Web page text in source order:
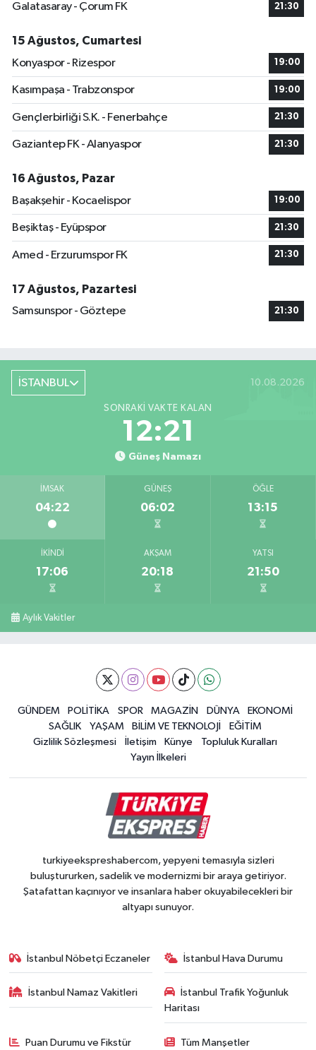
Galatasaray - Çorum FK
21:30
15 Ağustos, Cumartesi
Konyaspor - Rizespor
19:00
Kasımpaşa - Trabzonspor 19:00
Gençlerbirliği S.K. - Fenerbahçe 21:30
Gaziantep FK - Alanyaspor 21:30
16 Ağustos, Pazar
Başakşehir - Kocaelispor
19:00
Beşiktaş - Eyüpspor 21:30
Amed - Erzurumspor FK 21:30
17 Ağustos, Pazartesi
Samsunspor - Göztepe
21:30
İSTANBUL 10.08.2026
SONRAKI VAKTE KALAN
12:21
Güneş Namazı
İMSAK
04:22
GÜNEŞ
06:02
ÖĞLE
13:15
İKINDI
17:06
AKŞAM
20:18
YATSI
21:50
Aylık Vakitler
GÜNDEM POLİTİKA SPOR MAGAZİN DÜNYA
EKONOMİ
SAĞLIK
YAŞAM BİLİM VE TEKNOLOJİ
EĞİTİM
Gizlilik Sözleşmesi
İletişim Künye
Topluluk Kuralları
Yayın İlkeleri
turkiyeekspreshabercom, yepyeni temasıyla sizleri
buluştururken, sadelik ve modernizmi bir araya getiriyor.
Şatafattan kaçınıyor ve insanlara haber okuyabilecekleri bir
altyapı sunuyor.
İstanbul Nöbetçi Eczaneler İstanbul Hava Durumu
İstanbul Namaz Vakitleri
İstanbul Trafik Yoğunluk
Haritası
Puan Durumu ve Fikstür Tüm Manşetler